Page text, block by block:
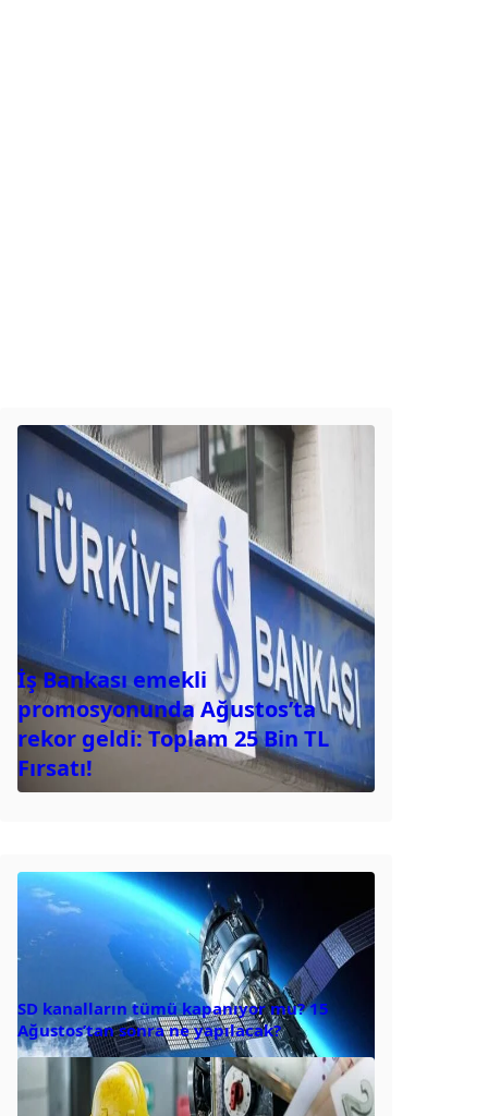
İş Bankası emekli
promosyonunda Ağustos’ta
rekor geldi: Toplam 25 Bin TL
Fırsatı!
SD kanalların tümü kapanıyor mu? 15
Ağustos’tan sonra ne yapılacak?